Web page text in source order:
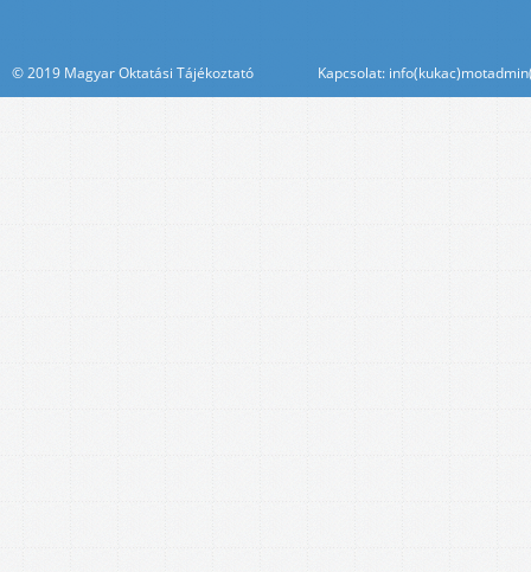
© 2019 Magyar Oktatási Tájékoztató Kapcsolat: